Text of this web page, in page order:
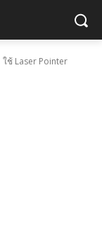
ใช้ Laser Pointer